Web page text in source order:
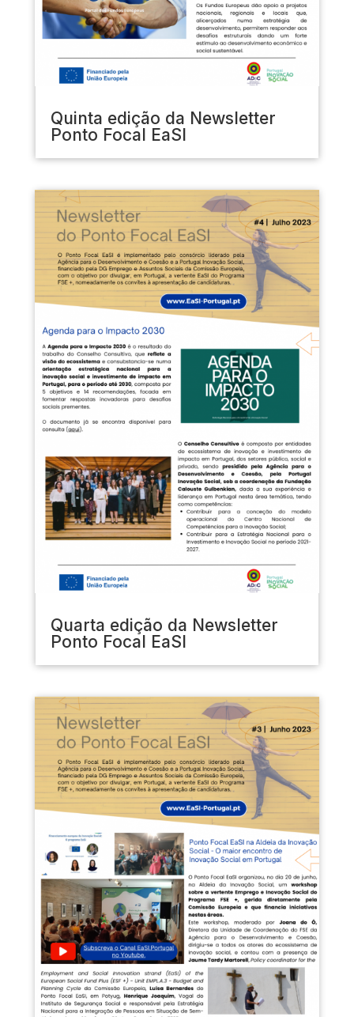
Quinta edição da Newsletter
Ponto Focal EaSI
Quarta edição da Newsletter
Ponto Focal EaSI